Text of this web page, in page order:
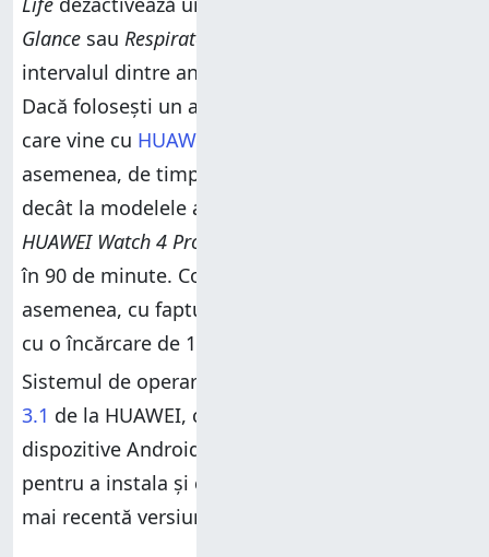
Glance sau Respiratory Check
intervalul dintre anumite măsurători automate.
Dacă folosești un adaptor HUAWEI, precum cel
care vine cu HUAWEI P60 Pro
asemenea, de timpi de încărcare mai rapizi
decât la modelele anterioare. De exemplu,
HUAWEI Watch 4 Pro
în 90 de minute. Compania se laudă, de
asemenea, cu faptul că obține o zi de utilizare
cu o încărcare de 15 minute.
Sistemul de operare instalat este
3.1 de la HUAWEI, care funcționează cu
dispozitive Android și iOS. Tot ce ai nevoie
pentru a instala și configura acest ceas este cea
mai recentă versiune a aplicației